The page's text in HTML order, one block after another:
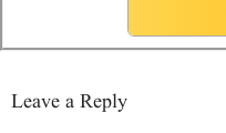
Leave a Reply